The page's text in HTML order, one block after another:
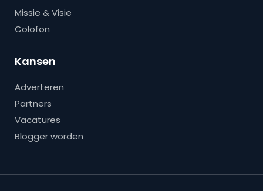
Missie & Visie
Colofon
Kansen
Adverteren
Partners
Vacatures
Blogger worden